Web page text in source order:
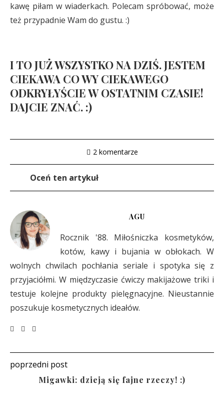
kawę piłam w wiaderkach. Polecam spróbować, może
też przypadnie Wam do gustu. :)
I TO JUŻ WSZYSTKO NA DZIŚ. JESTEM
CIEKAWA CO WY CIEKAWEGO
ODKRYŁYŚCIE W OSTATNIM CZASIE!
DAJCIE ZNAĆ. :)
2 komentarze
Oceń ten artykuł
AGU
Rocznik '88. Miłośniczka kosmetyków,
kotów, kawy i bujania w obłokach. W
wolnych chwilach pochłania seriale i spotyka się z
przyjaciółmi. W międzyczasie ćwiczy makijażowe triki i
testuje kolejne produkty pielęgnacyjne. Nieustannie
poszukuje kosmetycznych ideałów.
poprzedni post
Migawki: dzieją się fajne rzeczy! :)